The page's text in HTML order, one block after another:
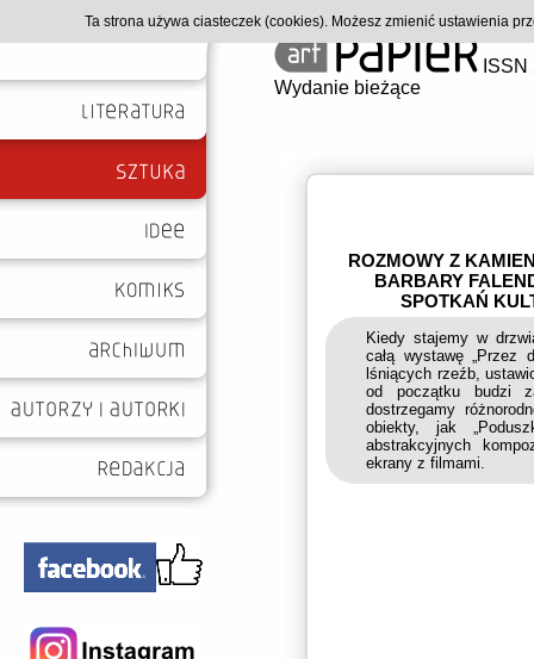
Wydanie bieżące
ROZMOWY Z
BARBARY
SPOTKAŃ
Kiedy stajemy w
całą wystawę „Przez
lśniących rzeźb,
od początku budzi
dostrzegamy
obiekty, jak
abstrakcyjnych
ekrany z filmami.
Ta strona używa ciasteczek (cookies). Możesz zmienić ustawienia